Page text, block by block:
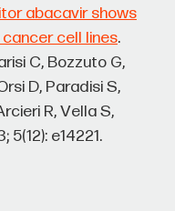
abacavir shows
cell lines
C, Bozzuto G,
D, Paradisi S,
R, Vella S,
e14221.
а как
использование
еще
он это делает.